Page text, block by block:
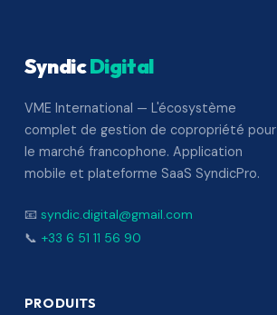
SyndicDigital
VME International — L'écosystème
complet de gestion de copropriété pour
le marché francophone. Application
mobile et plateforme SaaS SyndicPro.
📧 syndic.digital@gmail.com
📞 +33 6 51 11 56 90
PRODUITS